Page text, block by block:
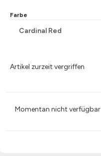
Farbe
Artikel zurzeit vergriffen
Momentan nicht verfügbar